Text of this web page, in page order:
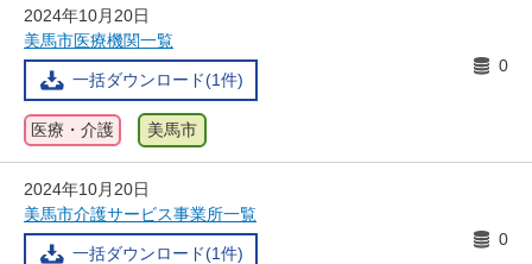
2024年10月20日
美馬市医療機関一覧
一括ダウンロード(1件)
0
医療・介護 美馬市
2024年10月20日
美馬市介護サービス事業所一覧
一括ダウンロード(1件)
0